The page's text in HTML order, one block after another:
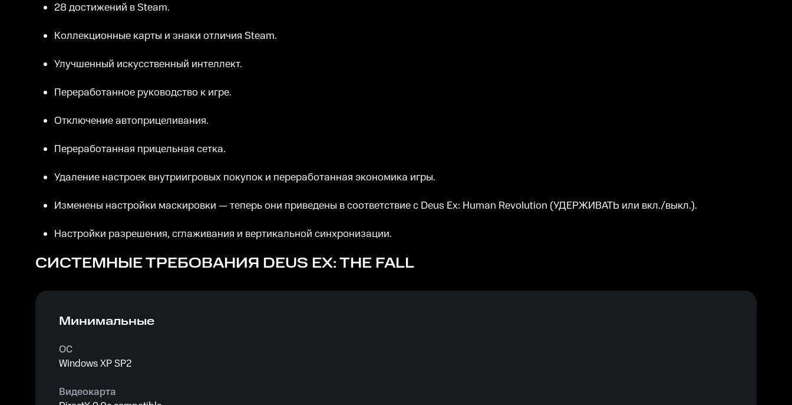
28 достижений в Steam.
Коллекционные карты и знаки отличия Steam.
Улучшенный искусственный интеллект.
Переработанное руководство к игре.
Отключение автоприцеливания.
Переработанная прицельная сетка.
Удаление настроек внутриигровых покупок и переработанная экономика игры.
Изменены настройки маскировки — теперь они приведены в соответствие с Deus Ex: Human Revolution (УДЕРЖИВАТЬ или вкл./выкл.).
Настройки разрешения, сглаживания и вертикальной синхронизации.
СИСТЕМНЫЕ ТРЕБОВАНИЯ DEUS EX: THE FALL
Минимальные
ОС
Windows XP SP2
Видеокарта